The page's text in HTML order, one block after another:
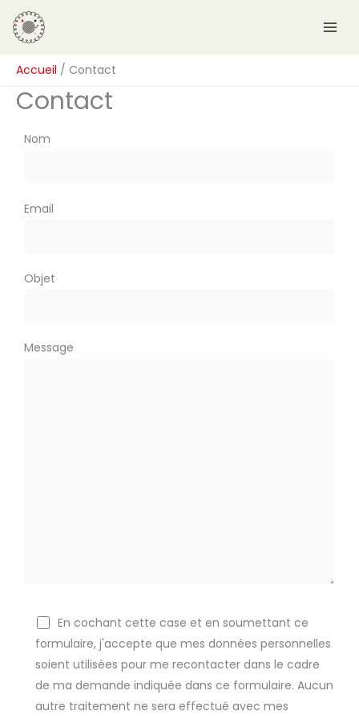
Aller
au
contenu
Accueil
Contact
Contact
Nom
Email
Objet
Message
En cochant cette case et en soumettant ce
formulaire, j'accepte que mes données personnelles
soient utilisées pour me recontacter dans le cadre
de ma demande indiquée dans ce formulaire. Aucun
autre traitement ne sera effectué avec mes